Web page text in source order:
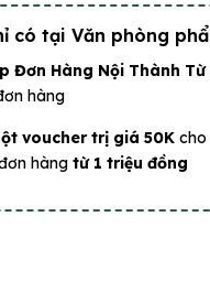
có tại Văn phòng
Đơn Hàng Nội Thành
hàng
voucher trị giá 50K
hàng từ 1 triệu đồng